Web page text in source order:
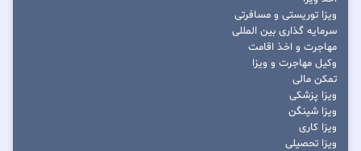
ویزا توریستی و مسافرتی
سرمایه گذاری بین المللی
مهاجرت و اخذ اقامت
وکیل مهاجرت و ویزا
تمکن مالی
ویزا پزشکی
ویزا شینگن
ویزا کاری
ویزا تحصیلی